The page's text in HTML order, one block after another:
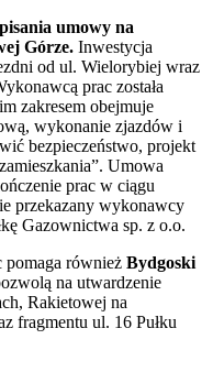
umowy na
Górze. Inwestycja
od ul. Wielorybiej wraz
prac została
zakresem obejmuje
wykonanie zjazdów i
bezpieczeństwo, projekt
Umowa
prac w ciągu
przekazany wykonawcy
Gazownictwa sp. z o.o.
pomaga również Bydgoski
na utwardzenie
Rakietowej na
fragmentu ul. 16 Pułku